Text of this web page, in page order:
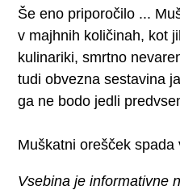
Še eno priporočilo ...
v majhnih količinah, kot
kulinariki, smrtno
tudi obvezna sestavina
ga ne bodo jedli
Muškatni orešček
Vsebina je informativne